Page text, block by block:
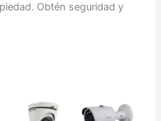
Obtén seguridad y